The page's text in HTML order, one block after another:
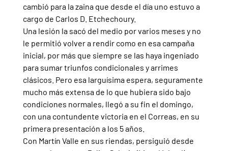
cambió para la zaina que desde el día uno estuvo a
cargo de Carlos D. Etchechoury.
Una lesión la sacó del medio por varios meses y no
le permitió volver a rendir como en esa campaña
inicial, por más que siempre se las haya ingeniado
para sumar triunfos condicionales y arrimes
clásicos. Pero esa larguísima espera, seguramente
mucho más extensa de lo que hubiera sido bajo
condiciones normales, llegó a su fin el domingo,
con una contundente victoria en el Correas, en su
primera presentación a los 5 años.
Con Martín Valle en sus riendas, persiguió desde